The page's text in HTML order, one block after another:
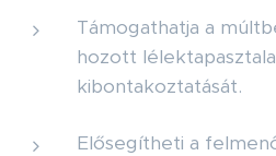
Támogathatja a
hozott
kibontakoztatását.
Elősegítheti a